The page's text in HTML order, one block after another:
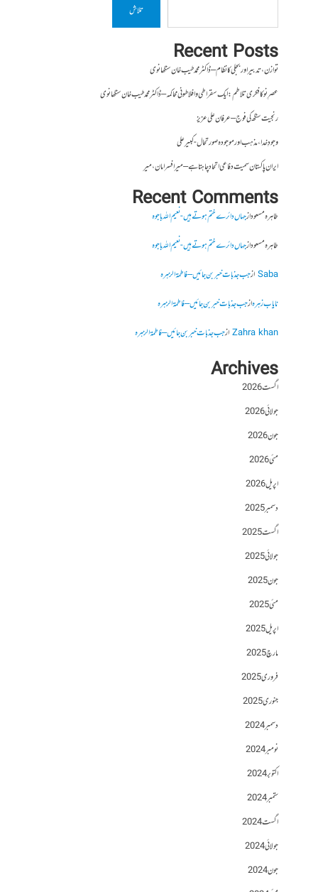
تلاش
Recent Posts
توازن، تدبیر اور بجلی کا نظام – ڈاکٹر محمد طیب خان سنگھانوی
عصرِ نو کا فکری تلاطم: ایک سقراطی و افلاطونی محاکمہ – ڈاکٹر محمد طیب خان سنگھانوی
رنجیت سنگھ کی فوج – عرفان علی عزیز
وجودِ خدا، مذہب اور موجودہ صورتحال- کبیر علی
ایران پاکستان سمیت دفاعی اتحاد چاہتا ہے – میر افسر امان،میر
Recent Comments
طاہرہ مسعودازجہاں دائرے ختم ہوتے ہیں- نعیم اللہ باجوہ
طاہرہ مسعودازجہاں دائرے ختم ہوتے ہیں- نعیم اللہ باجوہ
Sabaازجب جذبات خبر بن جائیں – فاطمۃالزہرہ
نایاب زہرہازجب جذبات خبر بن جائیں – فاطمۃالزہرہ
Zahra khanازجب جذبات خبر بن جائیں – فاطمۃالزہرہ
Archives
اگست 2026
جولائی 2026
جون 2026
مئی 2026
اپریل 2026
دسمبر 2025
اگست 2025
جولائی 2025
جون 2025
مئی 2025
اپریل 2025
مارچ 2025
فروری 2025
جنوری 2025
دسمبر 2024
نومبر 2024
اکتوبر 2024
ستمبر 2024
اگست 2024
جولائی 2024
جون 2024